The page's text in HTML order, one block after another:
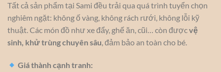
Tất cả sản phẩm tại Sami đều trải qua quá trình tuyển chọn
nghiêm ngặt: không ố vàng, không rách rưới, không lỗi kỹ
thuật. Các món đồ như xe đẩy, ghế ăn, cũi… còn đượcvệ
sinh, khử trùng chuyên sâu, đảm bảo an toàn cho bé.
Giá thành cạnh tranh: